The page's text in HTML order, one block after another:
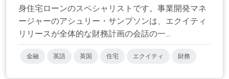
身​​住宅ローンのスペシャリストです。事業開発マネ
ージャーのアシュリー・サンプソンは、エクイティ
リリースが全体的な財務計画の会話の一...
金融 英語 英国 住宅 エクイティ 財務